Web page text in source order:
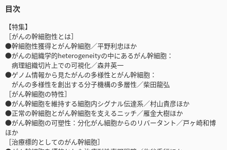
目次
【特集】
［がんの幹細胞性とは］
●幹細胞性獲得とがん幹細胞／平野利忠ほか
●がんの組織学的heterogeneityの中にあるがん幹細胞：
病理組織切片上での可視化／森井英一
●ゲノム情報から見たがんの多様性とがん幹細胞：
がんの多様性を創出する分子機構の多層性／柴田龍弘
［がん幹細胞の特性］
●がん幹細胞を維持する細胞内シグナル伝達系／村山貴彦ほか
●正常の幹細胞とがん幹細胞を支えるニッチ／雁金大樹ほか
●がん幹細胞の可塑性：分化がん細胞からのリバータント／戸ヶ崎和博
ほか
［治療標的としてのがん幹細胞］